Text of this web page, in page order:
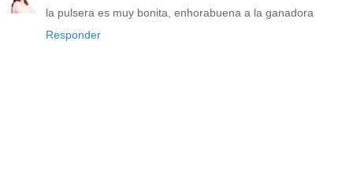
la pulsera es muy bonita, enhorabuena a la ganadora
Responder